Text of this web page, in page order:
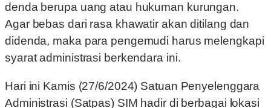
denda berupa uang atau hukuman kurungan.
Agar bebas dari rasa khawatir akan ditilang dan
didenda, maka para pengemudi harus melengkapi
syarat administrasi berkendara ini.
Hari ini Kamis (27/6/2024) Satuan Penyelenggara
Administrasi (Satpas) SIM hadir di berbagai lokasi